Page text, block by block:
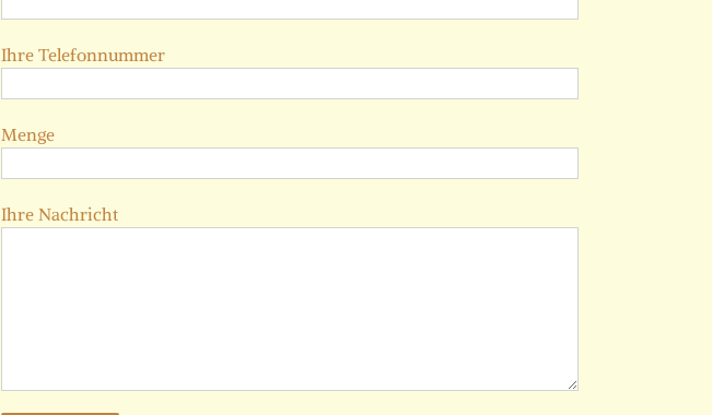
Ihre Telefonnummer
Menge
Ihre Nachricht